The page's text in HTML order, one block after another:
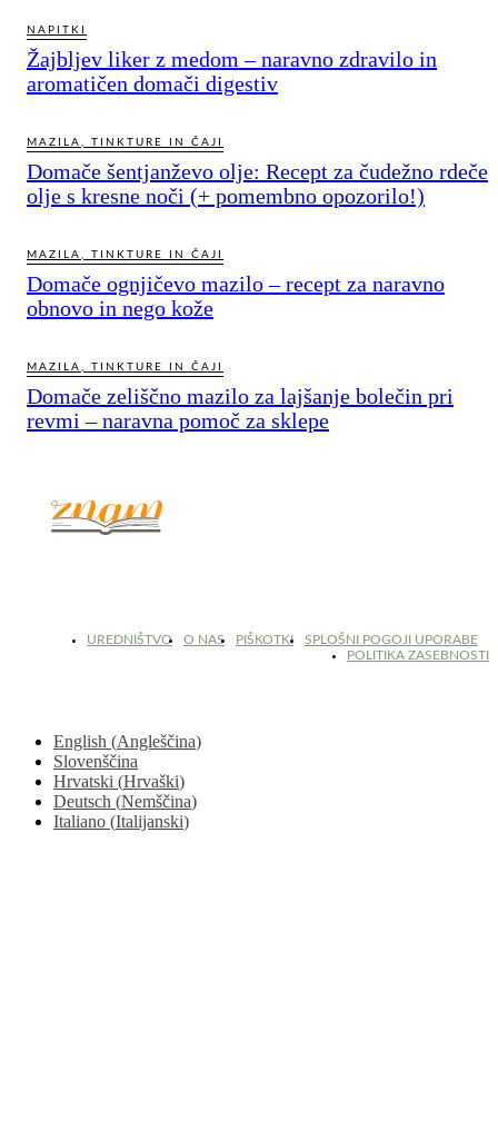
NAPITKI
Žajbljev liker z medom – naravno zdravilo in
aromatičen domači digestiv
MAZILA, TINKTURE IN ČAJI
Domače šentjanževo olje: Recept za čudežno rdeče
olje s kresne noči (+ pomembno opozorilo!)
MAZILA, TINKTURE IN ČAJI
Domače ognjičevo mazilo – recept za naravno
obnovo in nego kože
MAZILA, TINKTURE IN ČAJI
Domače zeliščno mazilo za lajšanje bolečin pri
revmi – naravna pomoč za sklepe
UREDNIŠTVO O NAS PIŠKOTKI
SPLOŠNI POGOJI UPORABE
POLITIKA ZASEBNOSTI
English (Angleščina)
Slovenščina
Hrvatski (Hrvaški)
Deutsch (Nemščina)
Italiano (Italijanski)